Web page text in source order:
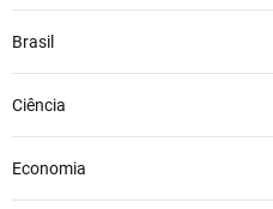
Brasil
Ciência
Economia